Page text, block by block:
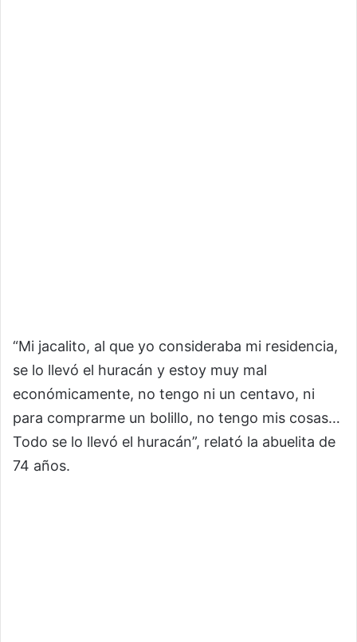
“Mi jacalito, al que yo consideraba mi residencia,
se lo llevó el huracán y estoy muy mal
económicamente, no tengo ni un centavo, ni
para comprarme un bolillo, no tengo mis cosas…
Todo se lo llevó el huracán”, relató la abuelita de
74 años.